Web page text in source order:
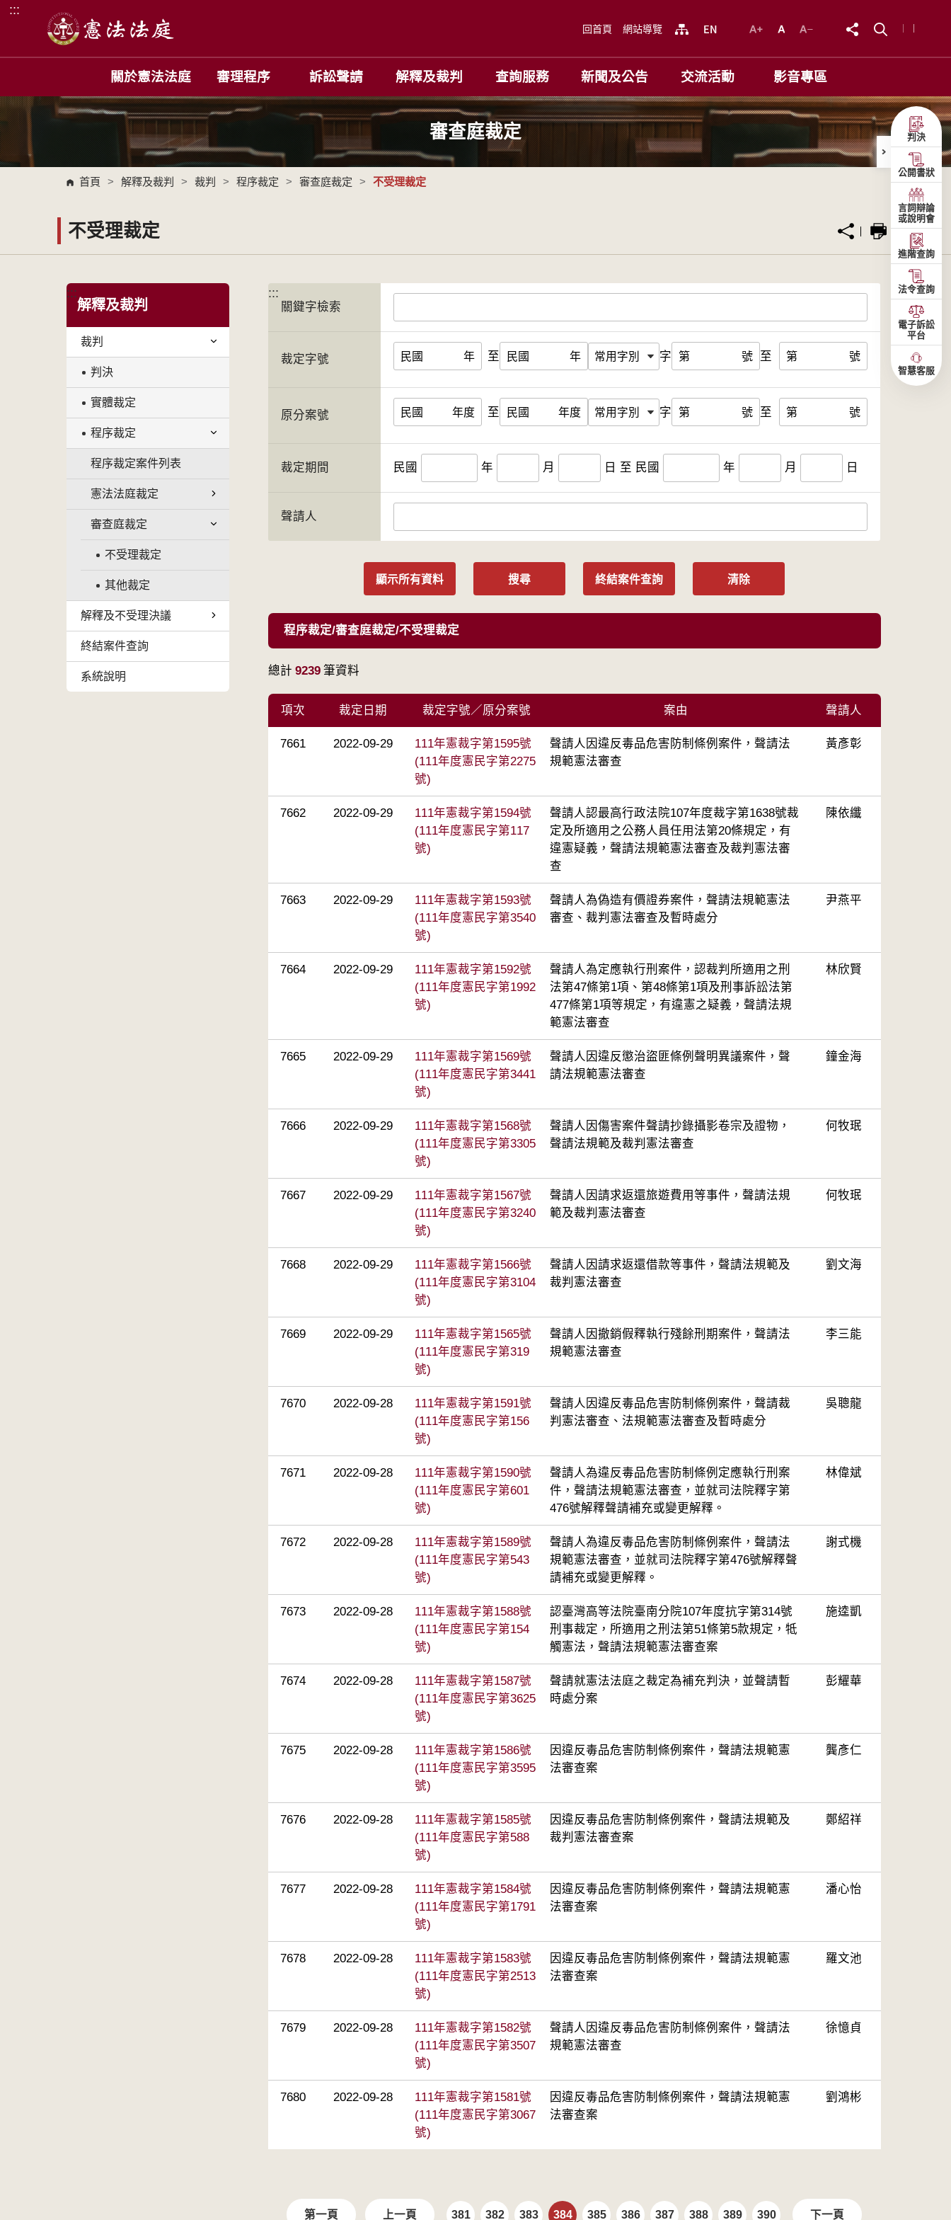
跳到主要內容區塊
:::
回首頁 網站導覽
關於憲法法庭 審理程序 訴訟聲請 解釋及裁判 查詢服務 新聞及公告 交流活動 影音專區
審查庭裁定
首頁 > 解釋及裁判 > 裁判 > 程序裁定 > 審查庭裁定 > 不受理裁定
不受理裁定
:::
解釋及裁判
裁判
判決
實體裁定
程序裁定
程序裁定案件列表
憲法法庭裁定
審查庭裁定
不受理裁定
其他裁定
解釋及不受理決議
終結案件查詢
系統說明
:::
關鍵字檢索
裁定字號 民國 年 至 民國 年 字 第 號 至 第 號
原分案號 民國 年度 至 民國 年度 字 第 號 至 第 號
裁定期間 民國 年 月 日 至 民國 年 月 日
聲請人
顯示所有資料 搜尋 終結案件查詢 清除
程序裁定/審查庭裁定/不受理裁定
總計 9239 筆資料
項次 裁定日期 裁定字號／原分案號 案由 聲請人
7661 2022-09-29
111年憲裁字第1595號
(111年度憲民字第2275
號)
聲請人因違反毒品危害防制條例案件，聲請法
規範憲法審查
黃彥彰
7662 2022-09-29
111年憲裁字第1594號
(111年度憲民字第117
號)
聲請人認最高行政法院107年度裁字第1638號裁
定及所適用之公務人員任用法第20條規定，有
違憲疑義，聲請法規範憲法審查及裁判憲法審
查
陳依纖
7663 2022-09-29
111年憲裁字第1593號
(111年度憲民字第3540
號)
聲請人為偽造有價證券案件，聲請法規範憲法
審查、裁判憲法審查及暫時處分
尹燕平
7664 2022-09-29
111年憲裁字第1592號
(111年度憲民字第1992
號)
聲請人為定應執行刑案件，認裁判所適用之刑
法第47條第1項、第48條第1項及刑事訴訟法第
477條第1項等規定，有違憲之疑義，聲請法規
範憲法審查
林欣賢
7665 2022-09-29
111年憲裁字第1569號
(111年度憲民字第3441
號)
聲請人因違反懲治盜匪條例聲明異議案件，聲
請法規範憲法審查
鐘金海
7666 2022-09-29
111年憲裁字第1568號
(111年度憲民字第3305
號)
聲請人因傷害案件聲請抄錄攝影卷宗及證物，
聲請法規範及裁判憲法審查
何牧珉
7667 2022-09-29
111年憲裁字第1567號
(111年度憲民字第3240
號)
聲請人因請求返還旅遊費用等事件，聲請法規
範及裁判憲法審查
何牧珉
7668 2022-09-29
111年憲裁字第1566號
(111年度憲民字第3104
號)
聲請人因請求返還借款等事件，聲請法規範及
裁判憲法審查
劉文海
7669 2022-09-29
111年憲裁字第1565號
(111年度憲民字第319
號)
聲請人因撤銷假釋執行殘餘刑期案件，聲請法
規範憲法審查
李三能
7670 2022-09-28
111年憲裁字第1591號
(111年度憲民字第156
號)
聲請人因違反毒品危害防制條例案件，聲請裁
判憲法審查、法規範憲法審查及暫時處分
吳聰龍
7671 2022-09-28
111年憲裁字第1590號
(111年度憲民字第601
號)
聲請人為違反毒品危害防制條例定應執行刑案
件，聲請法規範憲法審查，並就司法院釋字第
476號解釋聲請補充或變更解釋。
林偉斌
7672 2022-09-28
111年憲裁字第1589號
(111年度憲民字第543
號)
聲請人為違反毒品危害防制條例案件，聲請法
規範憲法審查，並就司法院釋字第476號解釋聲
請補充或變更解釋。
謝式機
7673 2022-09-28
111年憲裁字第1588號
(111年度憲民字第154
號)
認臺灣高等法院臺南分院107年度抗字第314號
刑事裁定，所適用之刑法第51條第5款規定，牴
觸憲法，聲請法規範憲法審查案
施逵凱
7674 2022-09-28
111年憲裁字第1587號
(111年度憲民字第3625
號)
聲請就憲法法庭之裁定為補充判決，並聲請暫
時處分案
彭耀華
7675 2022-09-28
111年憲裁字第1586號
(111年度憲民字第3595
號)
因違反毒品危害防制條例案件，聲請法規範憲
法審查案
龔彥仁
7676 2022-09-28
111年憲裁字第1585號
(111年度憲民字第588
號)
因違反毒品危害防制條例案件，聲請法規範及
裁判憲法審查案
鄭紹祥
7677 2022-09-28
111年憲裁字第1584號
(111年度憲民字第1791
號)
因違反毒品危害防制條例案件，聲請法規範憲
法審查案
潘心怡
7678 2022-09-28
111年憲裁字第1583號
(111年度憲民字第2513
號)
因違反毒品危害防制條例案件，聲請法規範憲
法審查案
羅文池
7679 2022-09-28
111年憲裁字第1582號
(111年度憲民字第3507
號)
聲請人因違反毒品危害防制條例案件，聲請法
規範憲法審查
徐憶貞
7680 2022-09-28
111年憲裁字第1581號
(111年度憲民字第3067
號)
因違反毒品危害防制條例案件，聲請法規範憲
法審查案
劉鴻彬
第一頁 上一頁 381 382 383 384 385 386 387 388 389 390 下一頁
判決
公開書狀
言詞辯論
或說明會
進階查詢
法令查詢
電子訴訟
平台
智慧客服